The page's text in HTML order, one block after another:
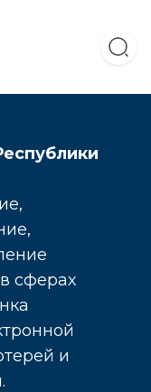
сферах
и